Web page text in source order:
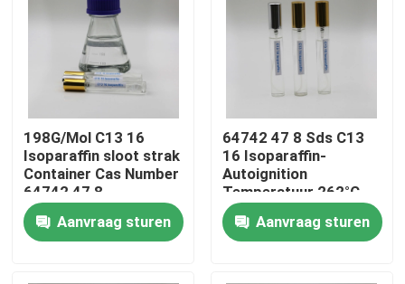
video's
Ongeveer ons
Fabrieksreis
Kwaliteitscontrole
Contacteer ons
198G/Mol C13 16
Isoparaffin sloot strak
Container Cas Number
64742 47 8
Aanvraag sturen
64742 47 8 Sds C13
16 Isoparaffin-
Autoignition
Temperatuur 262°C
voor het Industriële
Schoonmaken
Aanvraag sturen